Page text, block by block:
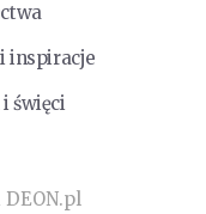
inspiracje
święci
DEON.pl